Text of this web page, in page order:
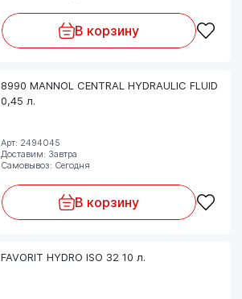
В корзину
8990 MANNOL CENTRAL HYDRAULIC FLUID
0,45 л.
Арт: 2494045
Доставим: Завтра
Самовывоз: Сегодня
В корзину
FAVORIT HYDRO ISO 32 10 л.